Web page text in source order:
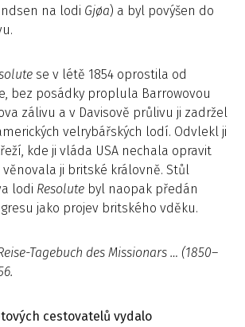
na lodi Gjøa) a byl povýšen do
se v létě 1854 oprostila od
bez posádky proplula Barrowovou
zálivu a v Davisově průlivu ji zadržel
velrybářských lodí. Odvlekl ji
kde ji vláda USA nechala opravit
ji britské královně. Stůl
lodi Resolute byl naopak předán
jako projev britského vděku.
Tagebuch des Missionars … (1850–
cestovatelů vydalo